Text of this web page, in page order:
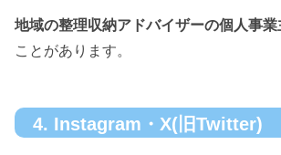
地域の整理収納アドバイザーの個人事業
ことがあります。
4. Instagram・X(旧Twitter)